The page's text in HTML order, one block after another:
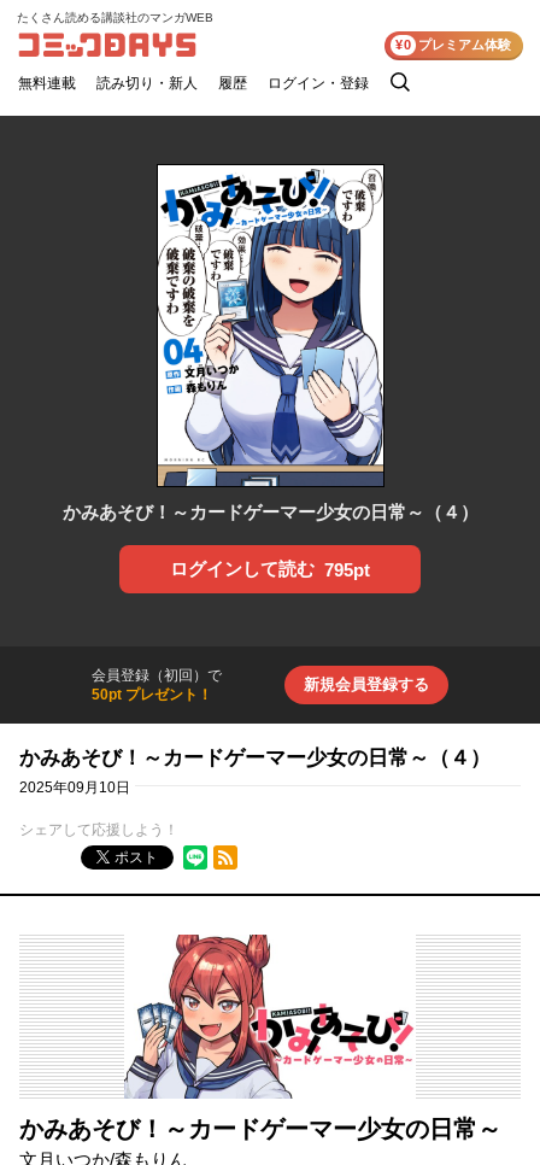
コミックDAYS
たくさん読める講談社のマンガWEB
無料連載 読み切り・新人 履歴 ログイン・登録
検
¥0 プレミアム体験
かみあそび！～カードゲーマー少女の日常～（４）
ログインして読む 795pt
会員登録（初回）で
50pt プレゼント！
新規会員登録する
かみあそび！～カードゲーマー少女の日常～（４）
2025年09月10日
シェアして応援しよう！
ポスト
RSSフィード
かみあそび！～カードゲーマー少女の日常～
文月いつか/森もりん